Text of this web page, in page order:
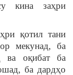
кина заҳри
қотил тани
мекунад, ба
ва оқибат ба
ба дардҳо